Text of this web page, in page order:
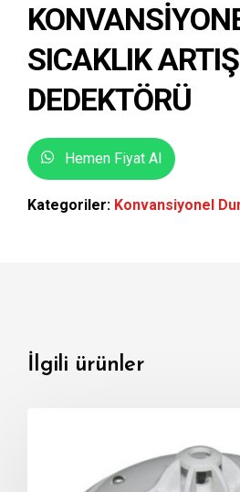
SICAKLIK
DEDEKTÖRÜ
Hemen Fiyat Al
Kategoriler: Konvansiyonel
İlgili ürünler